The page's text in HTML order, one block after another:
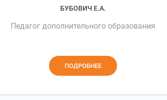
БУБОВИЧ Е.А.
Педагог дополнительного образования
ПОДРОБНЕЕ